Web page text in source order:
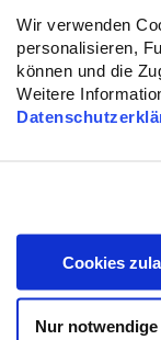
Wir verwenden
personalisieren,
können und die
Weitere
Cookies
Nur
Vergleich zu
2018 bei 74
„Das
und Stärkung
Maßnahmen